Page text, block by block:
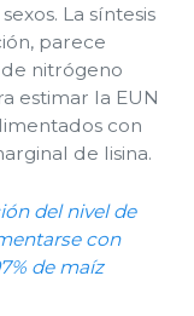
La síntesis
parece
nitrógeno
estimar la EUN
con
de lisina.
del nivel de
con
de maíz